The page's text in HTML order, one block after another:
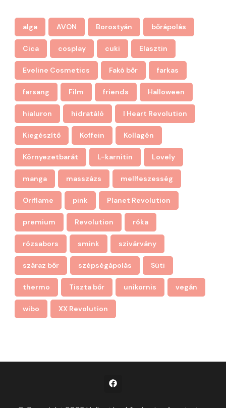
alga AVON Borostyán bőrápolás
Cica cosplay cuki Elasztin
Eveline Cosmetics Fakó bőr farkas
farsang Film friends Halloween
hialuron hidratáló I Heart Revolution
Kiegészítő Koffein Kollagén
Környezetbarát L-karnitin Lovely
manga masszázs mellfeszesség
Oriflame pink Planet Revolution
premium Revolution róka
rózsabors smink szivárvány
száraz bőr szépségápolás Süti
thermo Tiszta bőr unikornis vegán
wibo XX Revolution